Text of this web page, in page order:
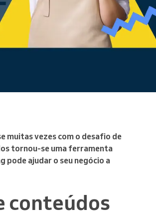
Ler mais
muitas vezes com o desafio de
tornou-se uma ferramenta
pode ajudar o seu negócio a
conteúdos